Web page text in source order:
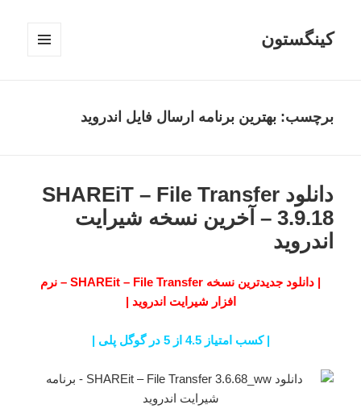
کینگستون
برچسب:بهترین برنامه ارسال فایل اندروید
دانلود SHAREiT – File Transfer
3.9.18 – آخرین نسخه شیرایت
اندروید
| دانلود جدیدترین نسخه SHAREit – File Transfer – نرم
افزار شیرایت اندروید |
| کسب امتیاز 4.5 از 5 در گوگل پلی |